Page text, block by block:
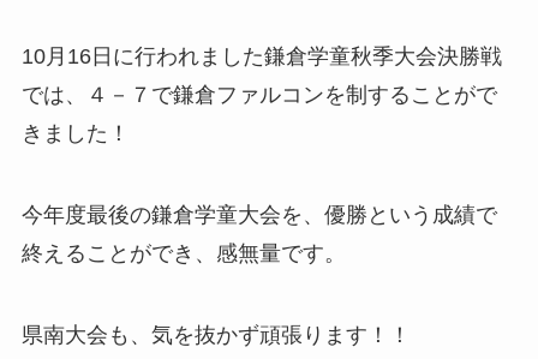
10月16日に行われました鎌倉学童秋季大会決勝戦
では、４－７で鎌倉ファルコンを制することがで
きました！
今年度最後の鎌倉学童大会を、優勝という成績で
終えることができ、感無量です。
県南大会も、気を抜かず頑張ります！！